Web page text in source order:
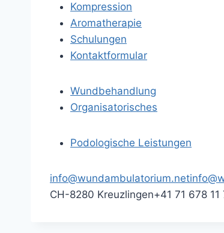
Kompression
Aromatherapie
Schulungen
Kontaktformular
Wundbehandlung
Organisatorisches
Podologische Leistungen
info@wundambulatorium.net
CH-8280 Kreuzlingen+41 71 678 11